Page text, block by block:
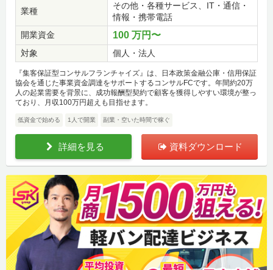
業種
その他・各種サービス、IT・通信・
情報・携帯電話
開業資金
100 万円〜
対象 個人・法人
『集客保証型コンサルフランチャイズ』は、日本政策金融公庫・信用保証
協会を通じた事業資金調達をサポートするコンサルFCです。年間約20万
人の起業需要を背景に、成功報酬型契約で顧客を獲得しやすい環境が整っ
ており、月収100万円超えも目指せます。
低資金で始める 1人で開業 副業・空いた時間で稼ぐ
詳細を見る 資料ダウンロード